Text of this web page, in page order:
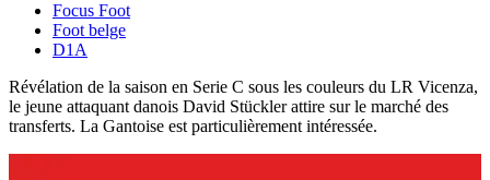
Focus Foot
Foot belge
D1A
Révélation de la saison en Serie C sous les couleurs du LR Vicenza,
le jeune attaquant danois David Stückler attire sur le marché des
transferts. La Gantoise est particulièrement intéressée.